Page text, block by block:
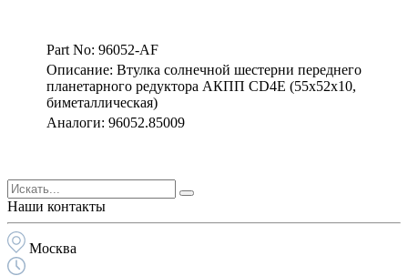
Part No: 96052-AF
Описание: Втулка солнечной шестерни переднего
планетарного редуктора АКПП CD4E (55x52x10,
биметаллическая)
Аналоги: 96052.85009
Наши контакты
Москва